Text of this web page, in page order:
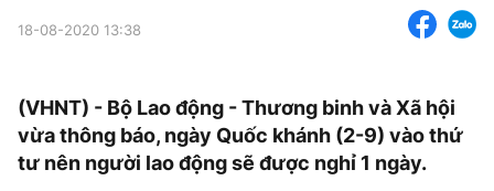
18-08-2020 13:38
(VHNT) - Bộ Lao động - Thương binh và Xã hội
vừa thông báo, ngày Quốc khánh (2-9) vào thứ
tư nên người lao động sẽ được nghỉ 1 ngày.